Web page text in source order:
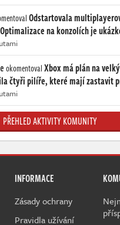
Odstartovala
na konzolích je
okomentovalXbox má plán na
čtyři pilíře, které mají zastavit
PŘEHLED AKTIVITY KOMUNITY
INFORMACE
Zásady ochrany
Pravidla užívání